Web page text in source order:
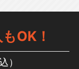
OK！
）